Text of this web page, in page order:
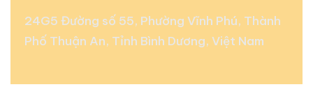
24G5 Đường số 55, Phường Vĩnh Phú, Thành
Phố Thuận An, Tỉnh Bình Dương, Việt Nam